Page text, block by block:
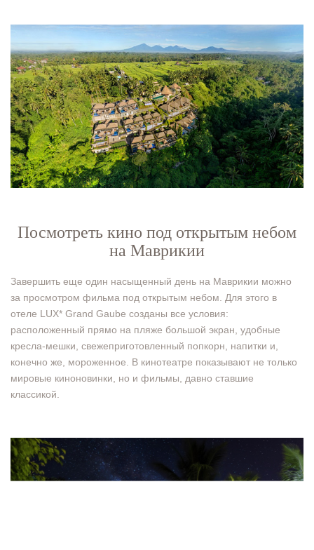
Посмотреть кино под открытым небом
на Маврикии
Завершить еще один насыщенный день на Маврикии можно
за просмотром фильма под открытым небом. Для этого в
отеле LUX* Grand Gaube созданы все условия:
расположенный прямо на пляже большой экран, удобные
кресла-мешки, свежеприготовленный попкорн, напитки и,
конечно же, мороженное. В кинотеатре показывают не только
мировые киноновинки, но и фильмы, давно ставшие
классикой.